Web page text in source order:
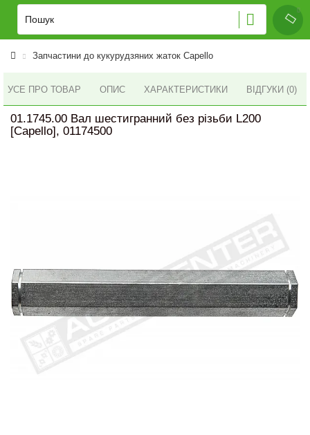
Запчастини до кукурудзяних жаток Capello
УСЕ ПРО ТОВАР ОПИС ХАРАКТЕРИСТИКИ ВІДГУКИ (0)
01.1745.00 Вал шестигранний без різьби L200
[Capello], 01174500